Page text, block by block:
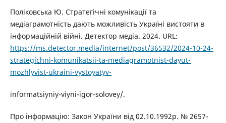
Поліковська Ю. Стратегічні комунікації та
медіаграмотність дають можливість Україні вистояти в
інформаційній війні. Детектор медіа. 2024. URL:
https://ms.detector.media/internet/post/36532/2024-10-24-
strategichni-komunikatsii-ta-mediagramotnist-dayut-
mozhlyvist-ukraini-vystoyatyv-
informatsiyniy-viyni-igor-solovey/.
Про інформацію: Закон України від 02.10.1992р. № 2657-